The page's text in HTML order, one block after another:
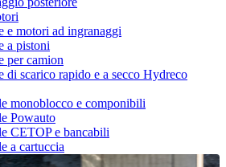
e motori ad ingranaggi
a pistoni
per camion
di scarico rapido e a secco Hydreco
monoblocco e componibili
Powauto
CETOP e bancabili
a cartuccia